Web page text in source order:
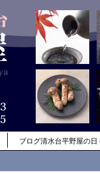
ブログ清水台平野屋の日